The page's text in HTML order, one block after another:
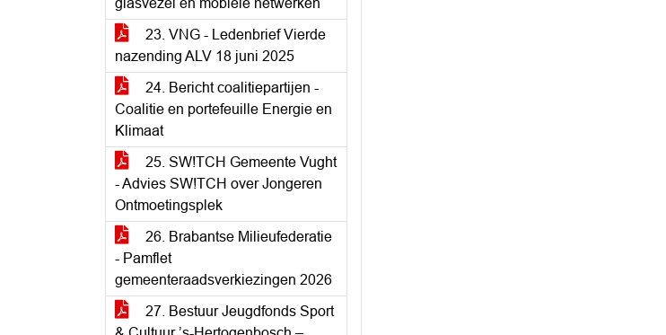
glasvezel en mobiele netwerken
23. VNG - Ledenbrief Vierde
nazending ALV 18 juni 2025
24. Bericht coalitiepartijen -
Coalitie en portefeuille Energie en
Klimaat
25. SW!TCH Gemeente Vught
- Advies SW!TCH over Jongeren
Ontmoetingsplek
26. Brabantse Milieufederatie
- Pamflet
gemeenteraadsverkiezingen 2026
27. Bestuur Jeugdfonds Sport